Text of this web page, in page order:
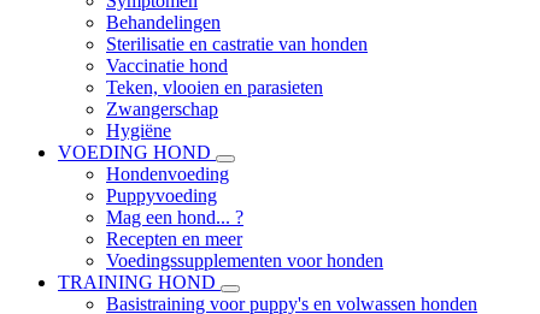
Behandelingen
Sterilisatie en castratie van honden
Vaccinatie hond
Teken, vlooien en parasieten
Zwangerschap
Hygiëne
VOEDING HOND
Hondenvoeding
Puppyvoeding
Mag een hond... ?
Recepten en meer
Voedingssupplementen voor honden
TRAINING HOND
Basistraining voor puppy's en volwassen honden